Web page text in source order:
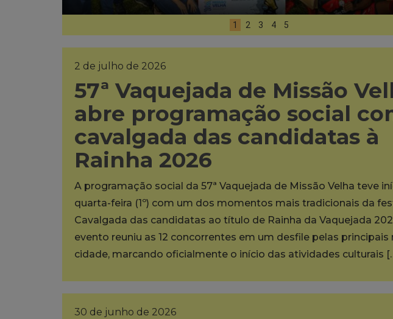
1 2 3 4 5
2 de julho de 2026
57ª Vaquejada de Missão
abre programação social
cavalgada das candidatas à
Rainha 2026
A programação social da 57ª Vaquejada de Missão Velha teve
quarta-feira (1º) com um dos momentos mais tradicionais da
Cavalgada das candidatas ao título de Rainha da Vaquejada
evento reuniu as 12 concorrentes em um desfile pelas principais
cidade, marcando oficialmente o início das atividades culturais
30 de junho de 2026